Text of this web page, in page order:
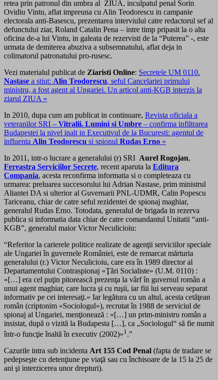
retea prin patronul din umbra al ZIUA, inculpatul penal Sorin
Ovidiu Vintu, aflat impreuna cu Alin Teodorescu in campanie
electorala anti-Basescu, prezentarea interviului catre redactorul sef al
defunctului ziar, Roland Catalin Pena – intre timp pripasit la o alta
oficina de-a lui Vintu, in galeata de rezervisti de la “Puterea” -, este
urmata de demiterea abuziva a subsemnatului, aflat deja in
colimatorul patronatului pro-rusesc.
Vezi materialul publicat de Ziaristi Online: Secretele UM 0110.
Nastase a stiut: Alin Teodorescu, seful Cancelariei primului
ministru, a fost agent al Ungariei. Un articol anti-KGB interzis la
ziarul ZIUA »
In 2010, dupa cum am publicat in continuare, Revista oficiala a
veteranilor SRI – Vitralii. Lumini si Umbre – confirma infiltrarea
Budapestei la nivel inalt in Executivul de la Bucuresti: agentul de
influenta Alin Teodorescu si spionul Rudas Erno »
In 2011, intr-o lucrare a generalului (r) SRI Aurel Rogojan,
Fereastra Serviciilor Secrete, recent aparuta la Editura
Compania, acesta reconfirma informatia si o completeaza cu
urmarea: preluarea succesorului lui Adrian Nastase, prim ministrul
Aliantei DA si ulterior al Guvernarii PNL-UDMR, Calin Popescu
Tariceanu, chiar de catre seful rezidentei de spionaj maghiar,
generalul Rudas Erno. Totodata, generalul de brigada in rezerva
publica si informatia data chiar de catre comandantul Unitatii “anti-
KGB”, generalul maior Victor Neculicioiu:
“Referitor la carierele politice realizate de agenţii serviciilor speciale
ale Ungariei în guvernele României, este de remarcat mărturia
generalului (r.) Victor Neculicioiu, care era în 1989 director al
Departamentului Contraspionaj «Ţări Socialiste» (U.M. 0110) :
«[…] era cel puţin pito­rească prezenţa la vârf în guvernul român a
unui agent maghiar, care lucra şi cu ruşii, iar fiii lui serveau separat
informativ pe cei interesaţi.» Iar legătura cu un altul, acesta cetăţean
român (criptonim «Sociologul»), re­crutat în 1988 de serviciul de
spionaj al Ungariei, menţionează : «[…] un prim-ministru român a
insistat, după o vizită la Budapesta […], ca „Sociologul“ să fie numit
într-o funcţie înaltă în executiv (2002)»1 .”
Cazurile intra sub incidenta Art 155 Cod Penal (fapta de tradare se
pedepseşte cu detenţiune pe viaţă sau cu închisoare de la 15 la 25 de
ani şi interzicerea unor drepturi).